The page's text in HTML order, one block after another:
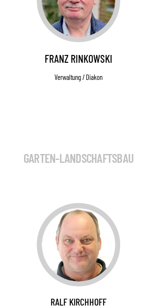
FRANZ RINKOWSKI
Verwaltung / Diakon
GARTEN-LANDSCHAFTSBAU
RALF KIRCHHOFF